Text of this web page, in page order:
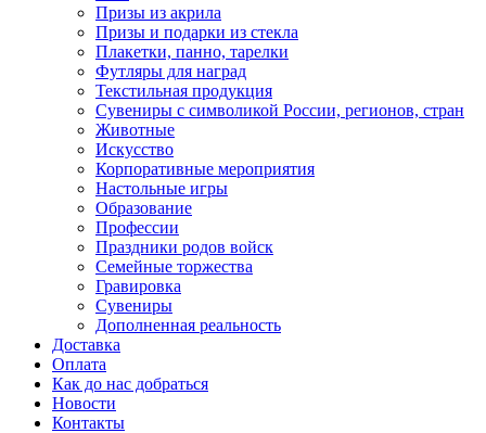
Призы из акрила
Призы и подарки из стекла
Плакетки, панно, тарелки
Футляры для наград
Текстильная продукция
Сувениры с символикой России, регионов, стран
Животные
Искусство
Корпоративные мероприятия
Настольные игры
Образование
Профессии
Праздники родов войск
Семейные торжества
Гравировка
Сувениры
Дополненная реальность
Доставка
Оплата
Как до нас добраться
Новости
Контакты